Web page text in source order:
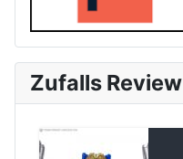
Zufalls Review